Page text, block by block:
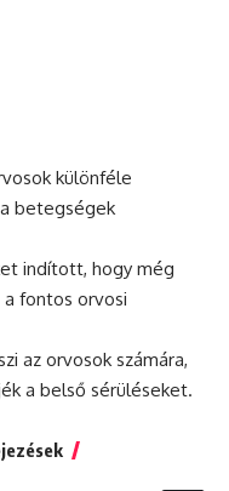
különféle
betegségek
indított, hogy még
fontos orvosi
az orvosok számára,
a belső sérüléseket.